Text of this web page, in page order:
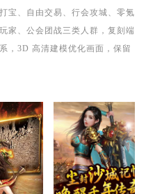
宝、自由交易、行会攻城、零氪
家、公会团战三类人群，复刻端
，3D 高清建模优化画面，保留